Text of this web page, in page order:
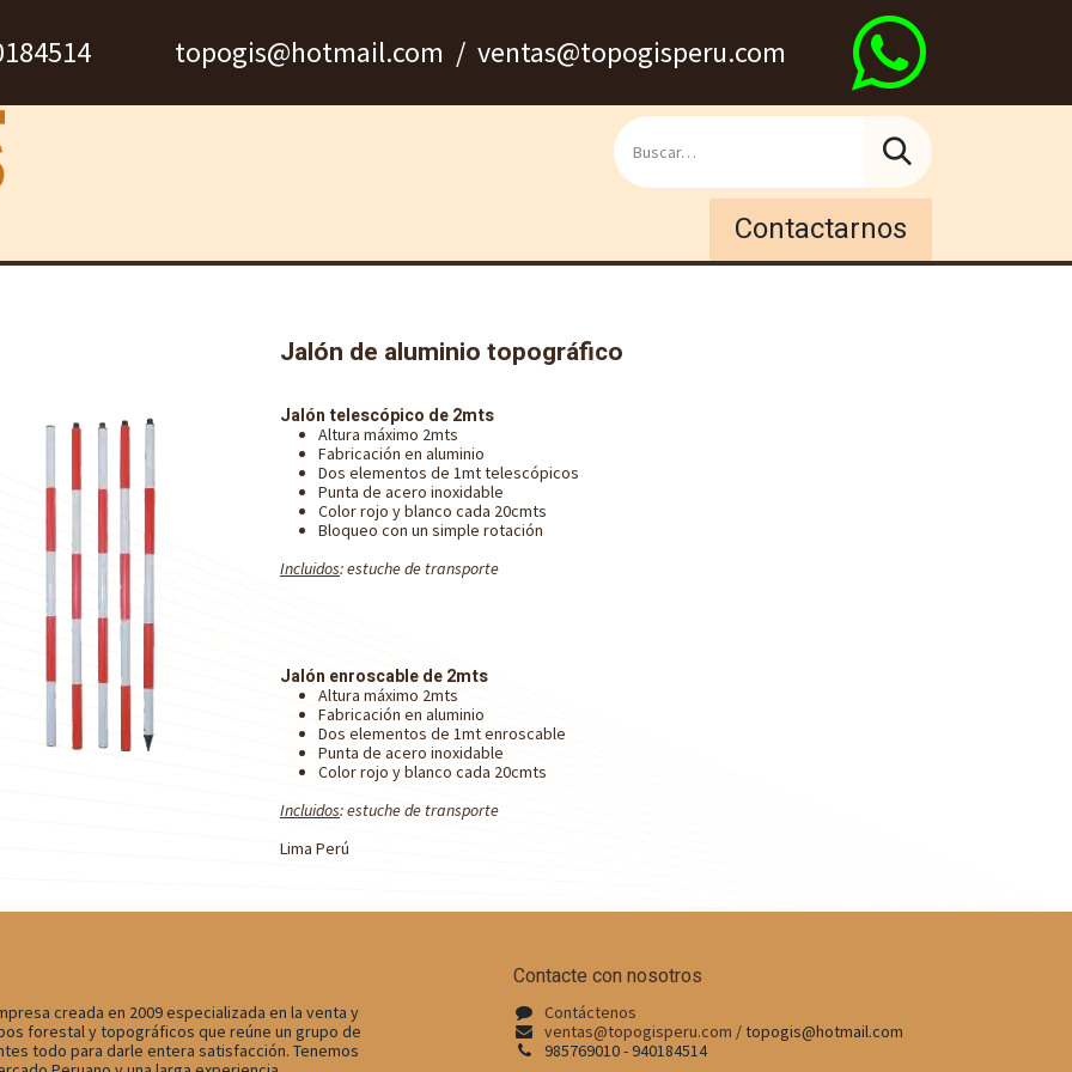
topogis@hotmail.com / ventas@topogisperu.com
Contactarnos
Jalón de aluminio topográfico
Jalón telescópico de 2mts
Altura máximo 2mts
Fabricación en aluminio
Dos elementos de 1mt telescópicos
Punta de acero inoxidable
Color rojo y blanco cada 20cmts
Bloqueo con un simple rotación
Incluidos: estuche de transporte
Jalón enroscable de 2mts
Altura máximo 2mts
Fabricación en aluminio
Dos elementos de 1mt enroscable
Punta de acero inoxidable
Color rojo y blanco cada 20cmts
Incluidos: estuche de transporte
Lima Perú
creada en 2009 especializada en la venta y
forestal y topográficos que reúne un grupo de
todo para darle entera satisfacción. Tenemos
Contacte con nosotros
Contáctenos
ventas@topogisperu.com / topogis@hotmail.com
985769010 - 940184514